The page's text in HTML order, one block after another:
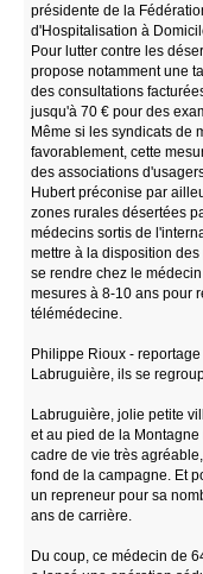
présidente de la
d'Hospitalisation à
Pour lutter contre les
propose notamment une
des consultations
jusqu'à 70 € pour des
Même si les syndicats de
favorablement, cette
des associations
Hubert préconise par
zones rurales désertées
médecins sortis de
mettre à la disposition
se rendre chez le
mesures à 8-10 ans pour
télémédecine.
Philippe Rioux - reportage
Labruguière, ils se
Labruguière, jolie petite
et au pied de la
cadre de vie très
fond de la campagne. Et
un repreneur pour sa
ans de carrière.
Du coup, ce médecin de